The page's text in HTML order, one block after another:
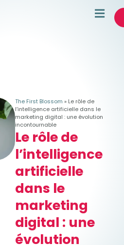
The First Blossom » Le rôle de
l’intelligence artificielle dans le
marketing digital : une évolution
incontournable
Le rôle de
l’intelligence
artificielle
dans le
marketing
digital : une
évolution